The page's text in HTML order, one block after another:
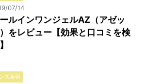
07/14
ルインワンジェルAZ（アゼッ
）をレビュー【効果と口コミを検
ズ美容